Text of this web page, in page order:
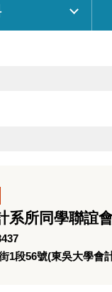
系所同學聯誼
1段56號(東吳大學會